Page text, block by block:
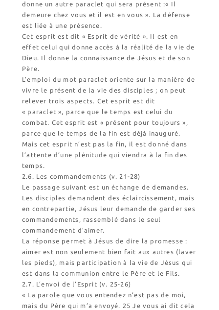
donne un autre paraclet qui sera présent :« Il
demeure chez vous et il est en vous ». La défense
est liée à une présence.
Cet esprit est dit « Esprit de vérité ». Il est en
effet celui qui donne accès à la réalité de la vie de
Dieu. Il donne la connaissance de Jésus et de son
Père.
L’emploi du mot paraclet oriente sur la manière de
vivre le présent de la vie des disciples ; on peut
relever trois aspects. Cet esprit est dit
« paraclet », parce que le temps est celui du
combat. Cet esprit est « présent pour toujours »,
parce que le temps de la fin est déjà inauguré.
Mais cet esprit n’est pas la fin, il est donné dans
l’attente d’une plénitude qui viendra à la fin des
temps.
2.6. Les commandements (v. 21-28)
Le passage suivant est un échange de demandes.
Les disciples demandent des éclaircissement, mais
en contrepartie, Jésus leur demande de garder ses
commandements, rassemblé dans le seul
commandement d’aimer.
La réponse permet à Jésus de dire la promesse :
aimer est non seulement bien fait aux autres (laver
les pieds), mais participation à la vie de Jésus qui
est dans la communion entre le Père et le Fils.
2.7. L’envoi de l’Esprit (v. 25-26)
« La parole que vous entendez n’est pas de moi,
mais du Père qui m’a envoyé. 25 Je vous ai dit cela